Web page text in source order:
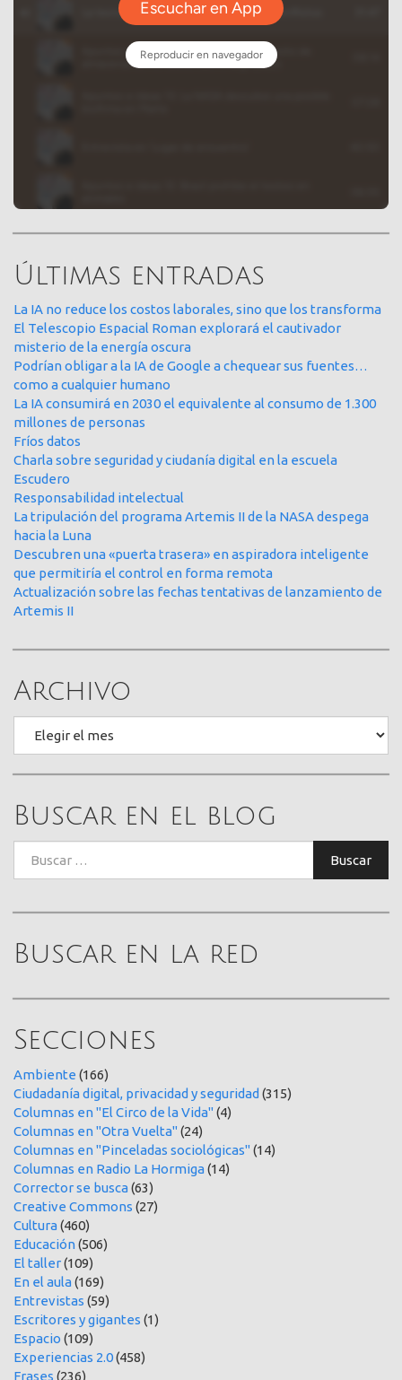
Últimas entradas
La IA no reduce los costos laborales, sino que los transforma
El Telescopio Espacial Roman explorará el cautivador
misterio de la energía oscura
Podrían obligar a la IA de Google a chequear sus fuentes…
como a cualquier humano
La IA consumirá en 2030 el equivalente al consumo de 1.300
millones de personas
Fríos datos
Charla sobre seguridad y ciudanía digital en la escuela
Escudero
Responsabilidad intelectual
La tripulación del programa Artemis II de la NASA despega
hacia la Luna
Descubren una «puerta trasera» en aspiradora inteligente
que permitiría el control en forma remota
Actualización sobre las fechas tentativas de lanzamiento de
Artemis II
Archivo
Buscar en el blog
Buscar
Buscar en la red
Secciones
Ambiente (166)
Ciudadanía digital, privacidad y seguridad (315)
Columnas en "El Circo de la Vida"(4)
Columnas en "Otra Vuelta"(24)
Columnas en "Pinceladas sociológicas"(14)
Columnas en Radio La Hormiga(14)
Corrector se busca(63)
Creative Commons (27)
Cultura(460)
Educación(506)
El taller(109)
En el aula(169)
Entrevistas (59)
Escritores y gigantes (1)
Espacio (109)
Experiencias 2.0(458)
Frases (236)